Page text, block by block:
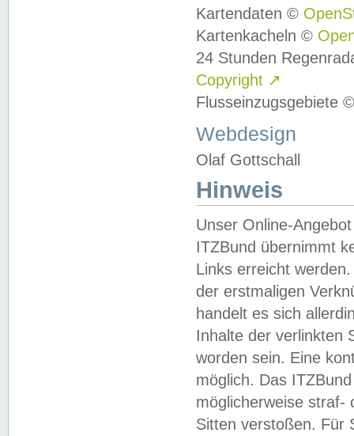
Kartendaten ©
Kartenkacheln ©
24 Stunden
Copyright ↗
Flusseinzugsgebiete
Webdesign
Olaf Gottschall
Hinweis
Unser Online-
ITZBund übernimmt
Links erreicht
der erstmaligen
handelt es sich
Inhalte der verlinkten
worden sein. Eine
möglich. Das
möglicherweise straf-
Sitten verstoßen. Für